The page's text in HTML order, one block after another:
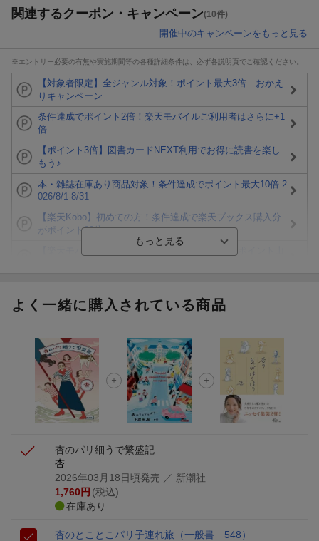
関連するクーポン・キャンペーン(10件)
開催中のキャンペーンをもっと見る
※エントリー必要の有無や実施期間等の各種詳細条件は、必ず各説明頁でご確認ください。
【対象者限定】全ジャンル対象！ポイント最大3倍 おかえ
りキャンペーン
条件達成でポイント2倍！楽天モバイルご利用者はさらに+1
倍
【ポイント3倍】図書カードNEXT利用でお得に読書を楽し
もう♪
本・雑誌在庫あり商品対象！条件達成でポイント最大10倍 2
026/8/1-8/31
【楽天Kobo】初めての方！条件達成で楽天ブックス購入分
がポイント20倍
ト山分け
楽天モバイル紹介キャンペーンの拡散で300円OFFクーポン
進呈
条件達成で楽天限定・宝塚歌劇 宙組貸切公演ペアチケット
が当たる
よく一緒に購入されている商品
杏のパリ細うで繁盛記
杏
2026年03月18日頃発売 ／ 新潮社
1,760円 (税込)
在庫あり
杏のとことこパリ子連れ旅 （一般書 548）